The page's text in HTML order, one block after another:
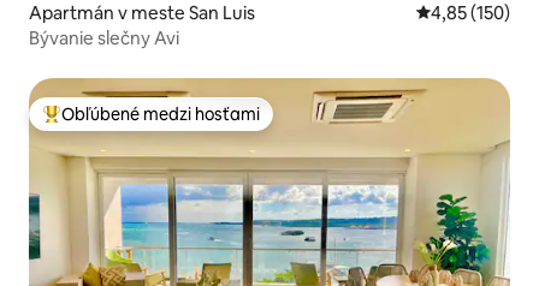
Apartmán v meste San Luis Priemerné
4,85 (150)
Bývanie slečny Avi
Najobľúbenejšie medzi hosťami
Obľúbené medzi hosťami